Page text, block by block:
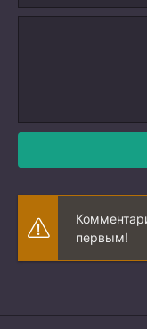
первым!